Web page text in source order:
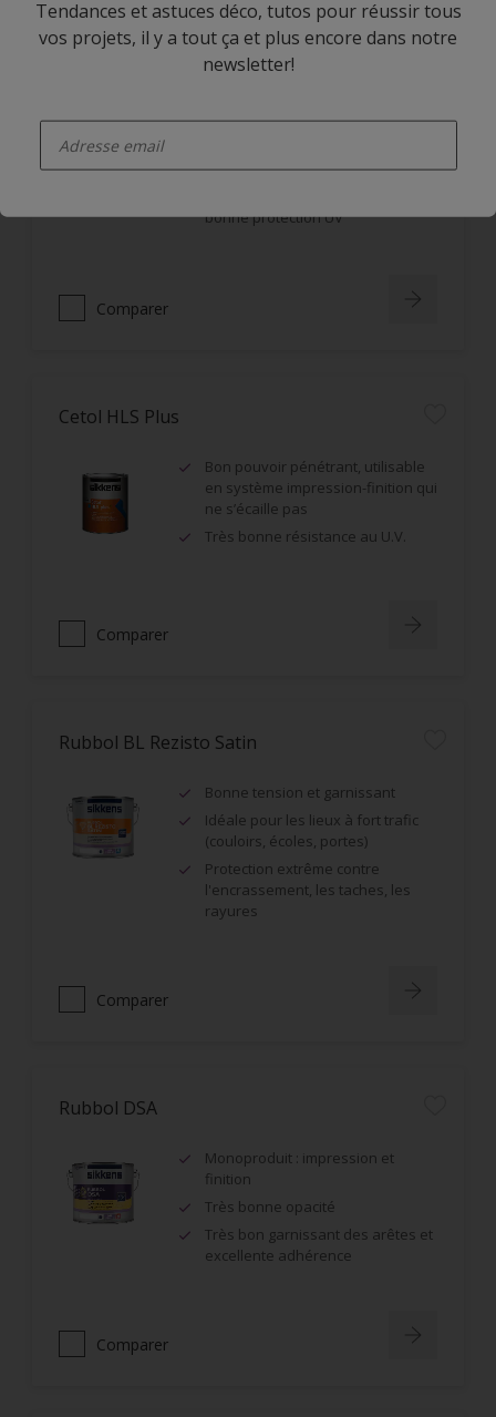
Non filmogène, ne s'écaille pas
bonne protection UV
Comparer
Cetol HLS Plus
Bon pouvoir pénétrant, utilisable
en système impression-finition qui
ne s’écaille pas
Très bonne résistance au U.V.
Comparer
Rubbol BL Rezisto Satin
Bonne tension et garnissant
Idéale pour les lieux à fort trafic
(couloirs, écoles, portes)
Protection extrême contre
l'encrassement, les taches, les
rayures
Comparer
Rubbol DSA
Monoproduit : impression et
finition
Très bonne opacité
Très bon garnissant des arêtes et
excellente adhérence
Comparer
Tendances et astuces déco, tutos pour réussir tous
vos projets, il y a tout ça et plus encore dans notre
newsletter!